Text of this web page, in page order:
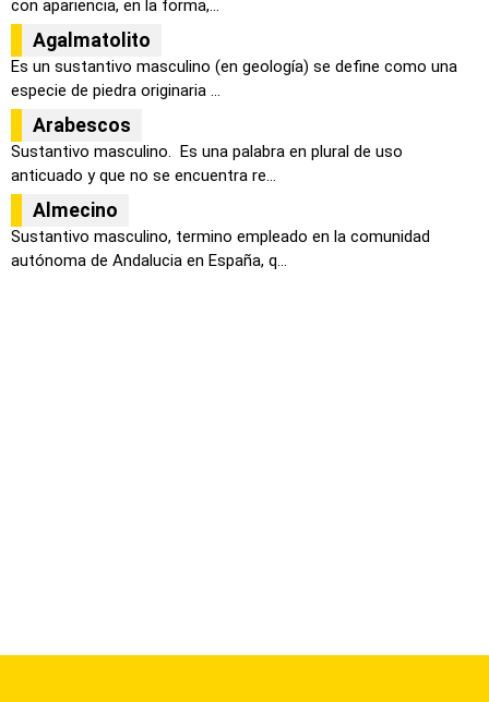
con apariencia, en la forma,...
Agalmatolito
Es un sustantivo masculino (en geología) se define como una
especie de piedra originaria ...
Arabescos
Sustantivo masculino. Es una palabra en plural de uso
anticuado y que no se encuentra re...
Almecino
Sustantivo masculino, termino empleado en la comunidad
autónoma de Andalucia en España, q...